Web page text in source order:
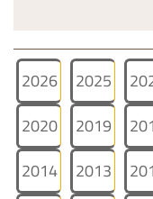
2026 2025
2020
2019
2014
2013